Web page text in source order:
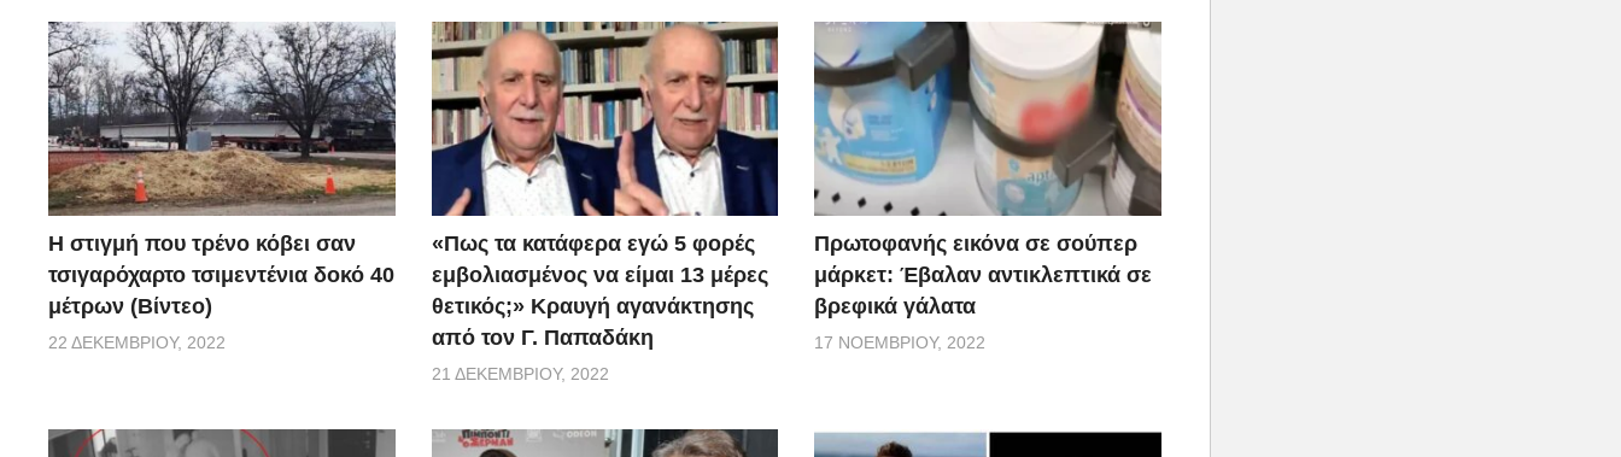
H στιγμή που τρένο κόβει σαν
τσιγαρόχαρτο τσιμεντένια δοκό 40
μέτρων (Βίντεο)
22 ΔΕΚΕΜΒΡΊΟΥ, 2022
«Πως τα κατάφερα εγώ 5 φορές
εμβoλιασμένος να είμαι 13 μέρες
θετικός;» Κραυγή αγανάκτησης
από τον Γ. Παπαδάκη
21 ΔΕΚΕΜΒΡΊΟΥ, 2022
Πρωτοφανής εικόνα σε σούπερ
μάρκετ: Έβαλαν αντικλεπτικά σε
βρεφικά γάλατα
17 ΝΟΕΜΒΡΊΟΥ, 2022